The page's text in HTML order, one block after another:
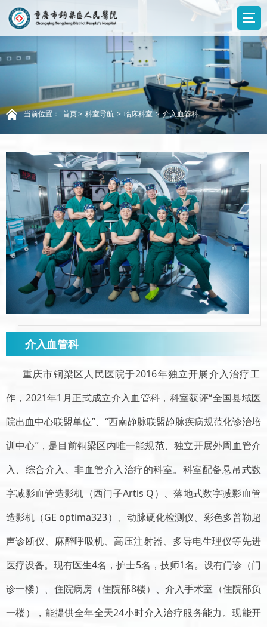
当前位置： 首页> 科室导航 > 临床科室> 介入血管科
介入血管科
重庆市铜梁区人民医院于2016年独立开展介入治疗工
作，2021年1月正式成立介入血管科，科室获评“全国县域医
院出血中心联盟单位”、“西南静脉联盟静脉疾病规范化诊治培
训中心”，是目前铜梁区内唯一能规范、独立开展外周血管介
入、综合介入、非血管介入治疗的科室。科室配备悬吊式数
字减影血管造影机（西门子Artis Q）、落地式数字减影血管
造影机（GE optima323）、动脉硬化检测仪、彩色多普勒超
声诊断仪、麻醉呼吸机、高压注射器、多导电生理仪等先进
医疗设备。现有医生4名，护士5名，技师1名。设有门诊（门
诊一楼）、住院病房（住院部8楼）、介入手术室（住院部负
一楼），能提供全年全天24小时介入治疗服务能力。现能开